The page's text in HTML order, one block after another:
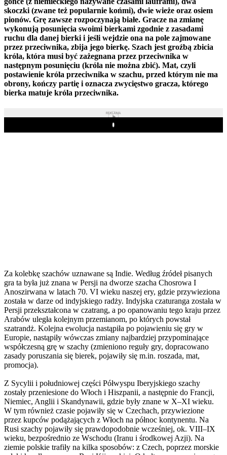
skoczki (zwane też popularnie końmi), dwie wieże oraz osiem
pionów. Grę zawsze rozpoczynają białe. Gracze na zmianę
wykonują posunięcia swoimi bierkami zgodnie z zasadami
ruchu dla danej bierki i jeśli wejdzie ona na pole zajmowane
przez przeciwnika, zbija jego bierkę. Szach jest groźbą zbicia
króla, która musi być zażegnana przez przeciwnika w
następnym posunięciu (króla nie można zbić). Mat, czyli
postawienie króla przeciwnika w szachu, przed którym nie ma
obrony, kończy partię i oznacza zwycięstwo gracza, którego
bierka matuje króla przeciwnika.
REKLAMA
Play
Za kolebkę szachów uznawane są Indie. Według źródeł pisanych
gra ta była już znana w Persji na dworze szacha Chosrowa I
Anoszirwana w latach 70. VI wieku naszej ery, gdzie przywieziona
została w darze od indyjskiego radży. Indyjska czaturanga została w
Persji przekształcona w czatrang, a po opanowaniu tego kraju przez
Arabów uległa kolejnym przemianom, po których powstał
szatrandż. Kolejna ewolucja nastąpiła po pojawieniu się gry w
Europie, nastąpiły wówczas zmiany najbardziej przypominające
współczesną grę w szachy (zmieniono reguły gry, dopracowano
zasady poruszania się bierek, pojawiły się m.in. roszada, mat,
promocja).
Z Sycylii i południowej części Półwyspu Iberyjskiego szachy
zostały przeniesione do Włoch i Hiszpanii, a następnie do Francji,
Niemiec, Anglii i Skandynawii, gdzie były znane w X–XI wieku.
W tym również czasie pojawiły się w Czechach, przywiezione
przez kupców podążających z Włoch na północ kontynentu. Na
Rusi szachy pojawiły się prawdopodobnie wcześniej, ok. VIII–IX
wieku, bezpośrednio ze Wschodu (Iranu i środkowej Azji). Na
ziemie polskie trafiły na kilka sposobów: z Czech, poprzez morskie